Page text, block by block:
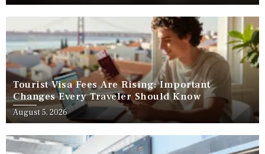
Tourist Visa Fees Are Rising: Important
Changes Every Traveler Should Know
August 5, 2026